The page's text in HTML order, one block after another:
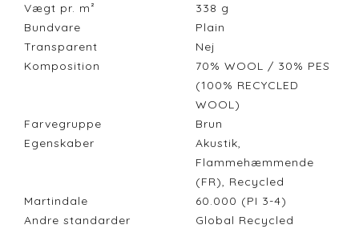
Vægt pr. m²
338 g
Bundvare
Plain
Transparent
Nej
Komposition
70% WOOL / 30% PES
(100% RECYCLED
WOOL)
Farvegruppe
Brun
Egenskaber
Akustik,
Flammehæmmende
(FR), Recycled
Martindale
60.000 (PI 3-4)
Andre standarder
Global Recycled